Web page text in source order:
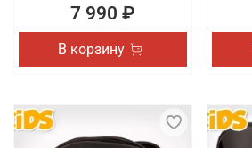
7 990 ₽
В корзину